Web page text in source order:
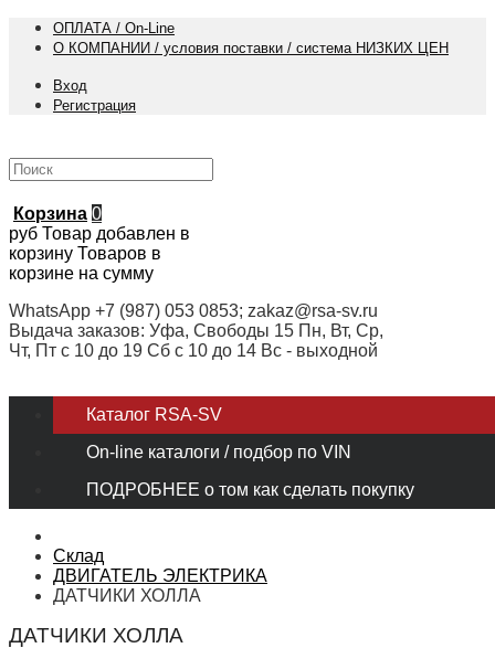
ОПЛАТА / On-Line
О КОМПАНИИ / условия поставки / система НИЗКИХ ЦЕН
Вход
Регистрация
Корзина 0
руб Товар добавлен в
корзину Товаров в
корзине на сумму
WhatsApp +7 (987) 053 0853; zakaz@rsa-sv.ru
Выдача заказов: Уфа, Свободы 15 Пн, Вт, Ср,
Чт, Пт с 10 до 19 Сб с 10 до 14 Вс - выходной
Каталог RSA-SV
On-line каталоги / подбор по VIN
ПОДРОБНЕЕ о том как сделать покупку
Склад
ДВИГАТЕЛЬ ЭЛЕКТРИКА
ДАТЧИКИ ХОЛЛА
ДАТЧИКИ ХОЛЛА